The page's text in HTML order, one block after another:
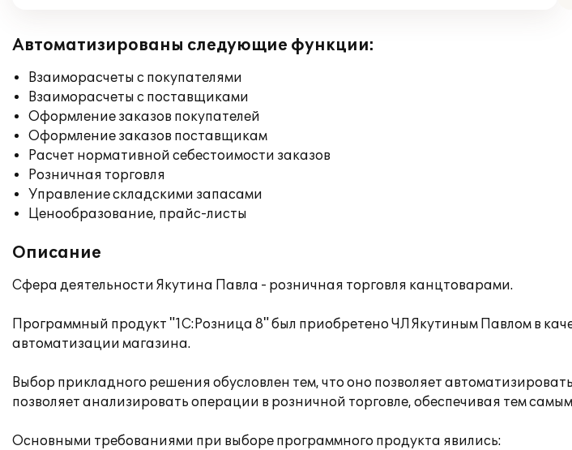
Автоматизированы следующие функции:
Взаиморасчеты с покупателями
Взаиморасчеты с поставщиками
Оформление заказов покупателей
Оформление заказов поставщикам
Расчет нормативной себестоимости заказов
Розничная торговля
Управление складскими запасами
Ценообразование, прайс-листы
Описание
Сфера деятельности Якутина Павла - розничная торговля канцтоварами.
Программный продукт "1С:Розница 8" был приобретено ЧЛ Якутиным Павлом в
автоматизации магазина.
Выбор прикладного решения обусловлен тем, что оно позволяет
позволяет анализировать операции в розничной торговле, обеспечивая тем
Основными требованиями при выборе программного продукта явились: